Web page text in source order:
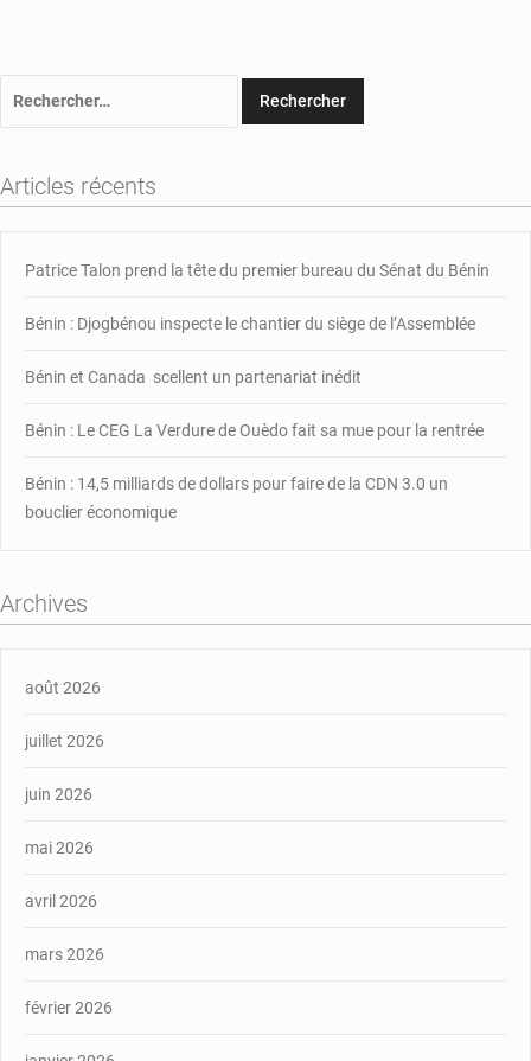
Articles récents
Patrice Talon prend la tête du premier bureau du Sénat du Bénin
Bénin : Djogbénou inspecte le chantier du siège de l’Assemblée
Bénin et Canada scellent un partenariat inédit
Bénin : Le CEG La Verdure de Ouèdo fait sa mue pour la rentrée
Bénin : 14,5 milliards de dollars pour faire de la CDN 3.0 un
bouclier économique
Archives
août 2026
juillet 2026
juin 2026
mai 2026
avril 2026
mars 2026
février 2026